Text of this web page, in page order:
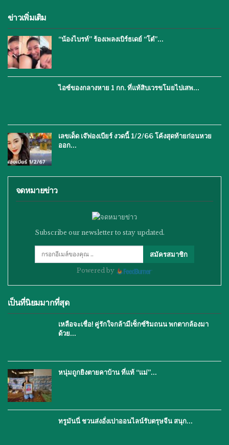
ข่าวเพิ่มเติม
“น้องไบรท์” ร้องเพลงเบิร์ธเดย์ “โต๋”…
ไอซ์ของกลางหาย 1 กก. ที่แท้สิบเวรขโมยไปเสพ…
เลขเด็ด เจ๊ฟองเบียร์ งวดนี้ 1/2/66 โค้งสุดท้ายก่อนหวย
ออก…
จดหมายข่าว
Subscribe our newsletter to stay updated.
สมัครสมาชิก
Powered by
เป็นที่นิยมมากที่สุด
เหลือจะเชื่อ! คู่รักใจกล้ามีเซ็กซ์ริมถนน พกตากล้องมา
ด้วย…
หนุ่มถูกยิงตายคาบ้าน ที่แท้ “แม่”…
ทรูมันนี่ ชวนส่งอั่งเปาออนไลน์รับตรุษจีน สนุก…